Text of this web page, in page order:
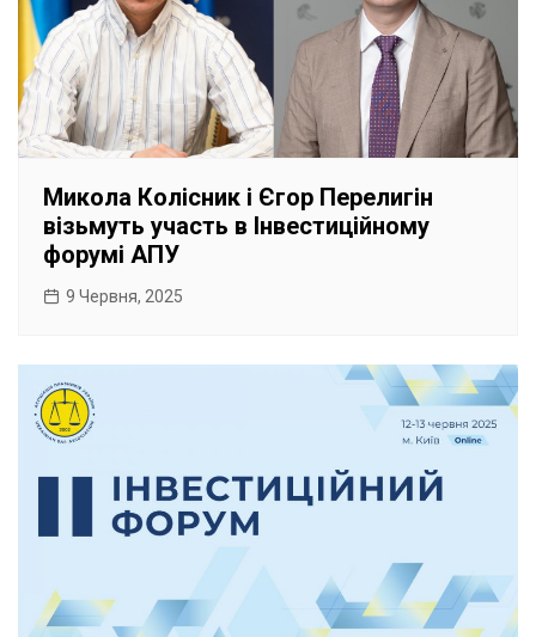
Микола Колісник і Єгор Перелигін
візьмуть участь в Інвестиційному
форумі АПУ
9 Червня, 2025